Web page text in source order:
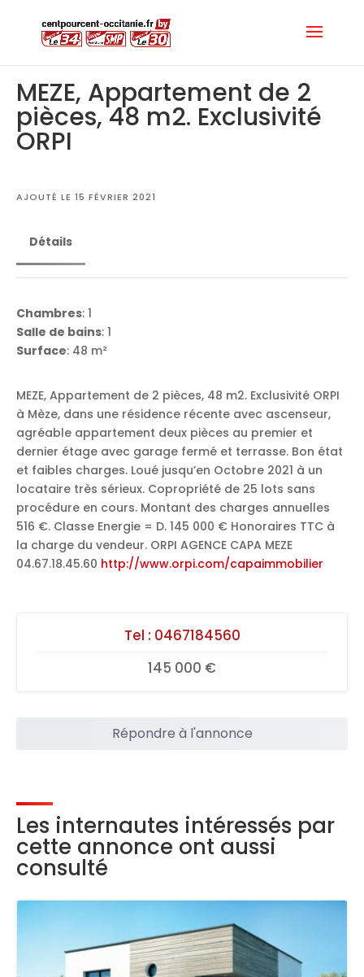
MEZE, Appartement de 2
pièces, 48 m2. Exclusivité
ORPI
AJOUTÉ LE 15 FÉVRIER 2021
Détails
Chambres: 1
Salle de bains: 1
Surface: 48 m²
MEZE, Appartement de 2 pièces, 48 m2. Exclusivité ORPI
à Mèze, dans une résidence récente avec ascenseur,
agréable appartement deux pièces au premier et
dernier étage avec garage fermé et terrasse. Bon état
et faibles charges. Loué jusqu’en Octobre 2021 à un
locataire très sérieux. Copropriété de 25 lots sans
procédure en cours. Montant des charges annuelles
516 €. Classe Energie = D. 145 000 € Honoraires TTC à
la charge du vendeur. ORPI AGENCE CAPA MEZE
04.67.18.45.60 http://www.orpi.com/capaimmobilier
Tel : 0467184560
145 000 €
Répondre à l'annonce
Les internautes intéressés par
cette annonce ont aussi
consulté